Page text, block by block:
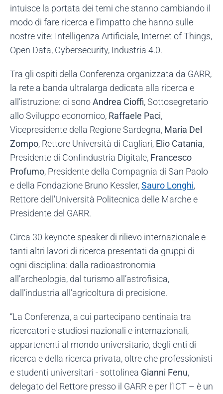
intuisce la portata dei temi che stanno cambiando il
modo di fare ricerca e l’impatto che hanno sulle
nostre vite: Intelligenza Artificiale, Internet of Things,
Open Data, Cybersecurity, Industria 4.0.
Tra gli ospiti della Conferenza organizzata da GARR,
la rete a banda ultralarga dedicata alla ricerca e
all’istruzione: ci sonoAndrea Cioffi, Sottosegretario
allo Sviluppo economico, Raffaele Paci,
Vicepresidente della Regione Sardegna, Maria Del
Zompo, Rettore Università di Cagliari, Elio Catania,
Presidente di Confindustria Digitale, Francesco
Profumo, Presidente della Compagnia di San Paolo
e della Fondazione Bruno Kessler,Sauro Longhi,
Rettore dell'Università Politecnica delle Marche e
Presidente del GARR.
Circa 30 keynote speaker di rilievo internazionale e
tanti altri lavori di ricerca presentati da gruppi di
ogni disciplina: dalla radioastronomia
all’archeologia, dal turismo all’astrofisica,
dall’industria all’agricoltura di precisione.
“La Conferenza, a cui partecipano centinaia tra
ricercatori e studiosi nazionali e internazionali,
appartenenti al mondo universitario, degli enti di
ricerca e della ricerca privata, oltre che professionisti
e studenti universitari - sottolinea Gianni Fenu,
delegato del Rettore presso il GARR e per l’ICT – è un